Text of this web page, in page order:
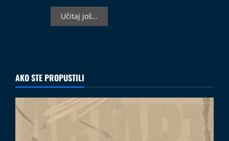
Učitaj još…
AKO STE PROPUSTILI